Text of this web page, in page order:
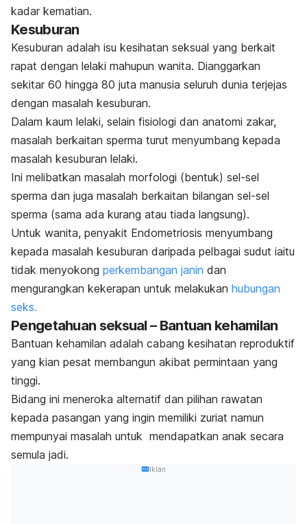
kadar kematian.
Kesuburan
Kesuburan adalah isu kesihatan seksual yang berkait
rapat dengan lelaki mahupun wanita. Dianggarkan
sekitar 60 hingga 80 juta manusia seluruh dunia terjejas
dengan masalah kesuburan.
Dalam kaum lelaki, selain fisiologi dan anatomi zakar,
masalah berkaitan sperma turut menyumbang kepada
masalah kesuburan lelaki.
Ini melibatkan masalah morfologi (bentuk) sel-sel
sperma dan juga masalah berkaitan bilangan sel-sel
sperma (sama ada kurang atau tiada langsung).
Untuk wanita, penyakit Endometriosis menyumbang
kepada masalah kesuburan daripada pelbagai sudut iaitu
tidak menyokong perkembangan janin dan
mengurangkan kekerapan untuk melakukan hubungan
seks.
Pengetahuan seksual – Bantuan kehamilan
Bantuan kehamilan adalah cabang kesihatan reproduktif
yang kian pesat membangun akibat permintaan yang
tinggi.
Bidang ini meneroka alternatif dan pilihan rawatan
kepada pasangan yang ingin memiliki zuriat namun
mempunyai masalah untuk mendapatkan anak secara
semula jadi.
Iklan